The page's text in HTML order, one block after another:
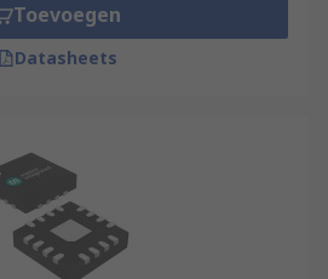
Toevoegen
Datasheets